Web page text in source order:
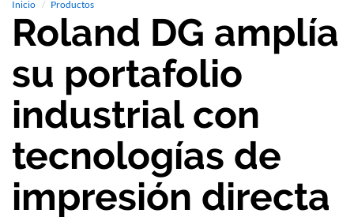
Inicio Productos
Roland DG amplía
su portafolio
industrial con
tecnologías de
impresión directa